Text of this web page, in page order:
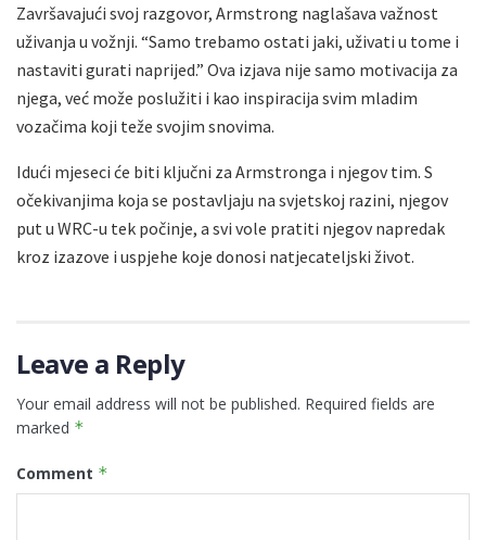
Završavajući svoj razgovor, Armstrong naglašava važnost
uživanja u vožnji. “Samo trebamo ostati jaki, uživati u tome i
nastaviti gurati naprijed.” Ova izjava nije samo motivacija za
njega, već može poslužiti i kao inspiracija svim mladim
vozačima koji teže svojim snovima.
Idući mjeseci će biti ključni za Armstronga i njegov tim. S
očekivanjima koja se postavljaju na svjetskoj razini, njegov
put u WRC-u tek počinje, a svi vole pratiti njegov napredak
kroz izazove i uspjehe koje donosi natjecateljski život.
Leave a Reply
Your email address will not be published. Required fields are
marked *
Comment *